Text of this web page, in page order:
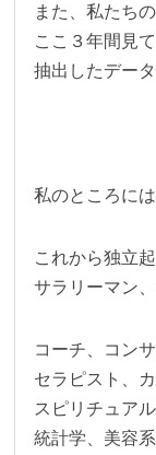
また、私たち
ここ３年間見
抽出したデータ
私のところには
これから独立
サラリーマン
コーチ、コンサ
セラピスト、
スピリチュアル
統計学、美容系